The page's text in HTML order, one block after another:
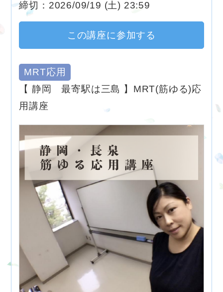
締切：2026/09/19 (土) 23:59
この講座に参加する
MRT応用
【 静岡 最寄駅は三島 】MRT(筋ゆる)応
用講座